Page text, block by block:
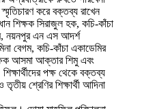
করে বক্তব্য রাখেন
শিক্ষক সিরাজুল হক, কচি-কাঁচা
নয়নপুর এন এস আদর্শ
বেগম, কচি-কাঁচা একাডেমির
আসমা আক্তার শিমু এবং
পক্ষ থেকে বক্তব্য
তৃতীয় শ্রেণির শিক্ষার্থী আদিনা